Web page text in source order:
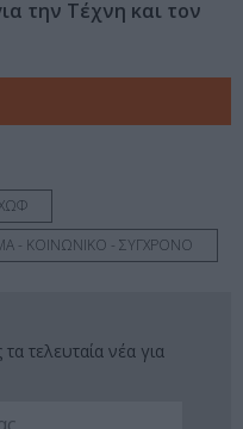
την Τέχνη και τον
- ΚΟΙΝΩΝΙΚΟ - ΣΥΓΧΡΟΝΟ
τελευταία νέα για